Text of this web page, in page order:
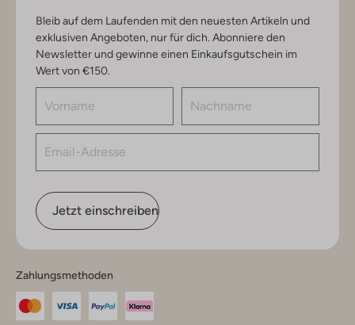
Bleib auf dem Laufenden mit den neuesten Artikeln und
exklusiven Angeboten, nur für dich. Abonniere den
Newsletter und gewinne einen Einkaufsgutschein im
Wert von €150.
Jetzt einschreiben
Zahlungsmethoden